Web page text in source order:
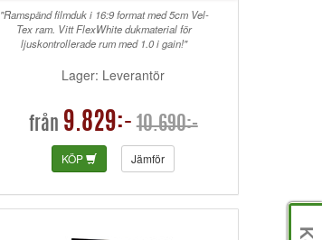
"Ramspänd filmduk i 16:9 format med 5cm Vel-
Tex ram. Vitt FlexWhite dukmaterial för
ljuskontrollerade rum med 1.0 i gain!"
Lager: Leverantör
från 9.829:- 10.690:-
KÖP Jämför